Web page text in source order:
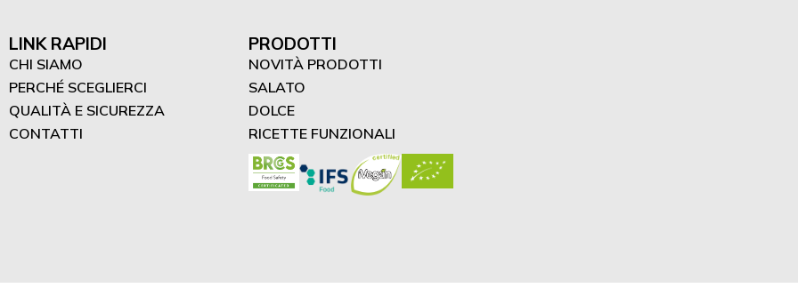
LINK RAPIDI
CHI SIAMO
PERCHÉ SCEGLIERCI
QUALITÀ E SICUREZZA
CONTATTI
PRODOTTI
NOVITÀ PRODOTTI
SALATO
DOLCE
RICETTE FUNZIONALI